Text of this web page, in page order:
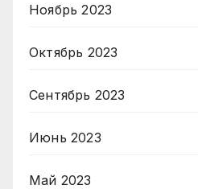
Ноябрь 2023
Октябрь 2023
Сентябрь 2023
Июнь 2023
Май 2023